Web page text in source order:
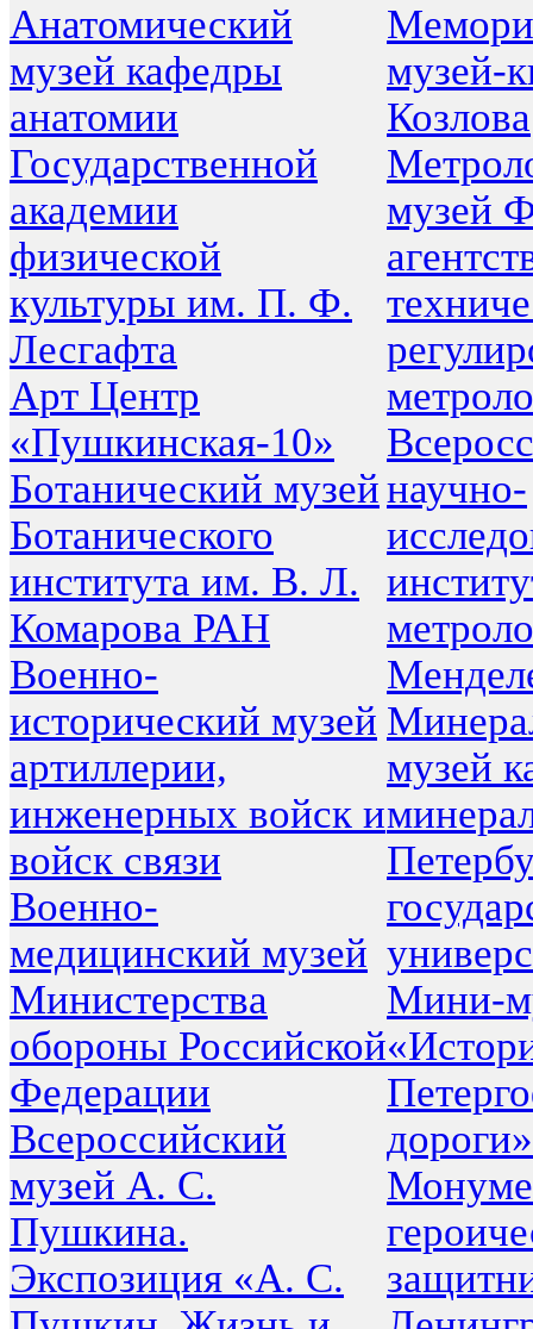
Анатомический
музей кафедры
анатомии
Государственной
академии
физической
культуры им. П. Ф.
Лесгафта
Арт Центр
«Пушкинская-10»
Ботанический музей
Ботанического
института им. В. Л.
Комарова РАН
Военно-
исторический музей
артиллерии,
инженерных войск и
войск связи
Военно-
медицинский музей
Министерства
обороны Российской
Федерации
Всероссийский
музей А. С.
Пушкина.
Экспозиция «А. С.
музей-
Козлова
музей
научно-
музей
Мини-
дороги»